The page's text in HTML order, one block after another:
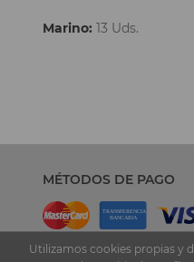
Marino: 13 Uds.
MÉTODOS DE PAGO
Utilizamos cookies propias y